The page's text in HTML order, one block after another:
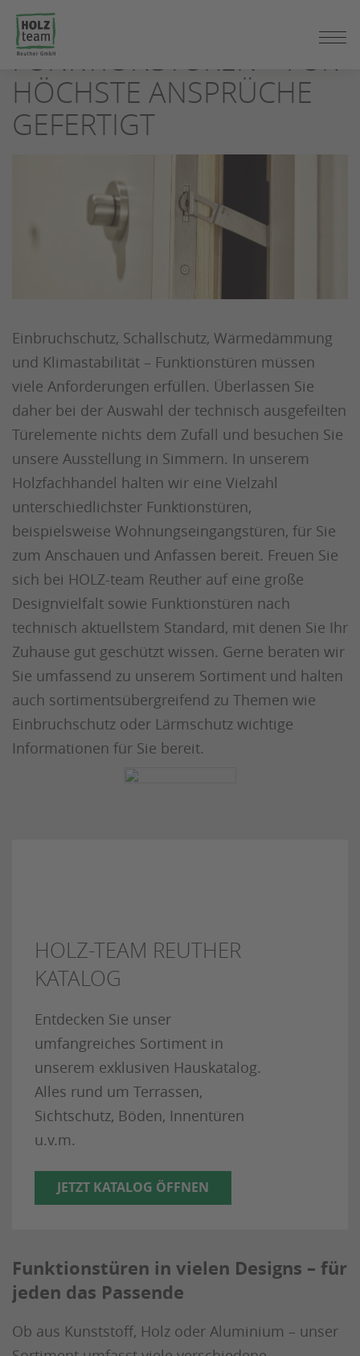
ZUM
SEITENINHALT
SPRINGEN
FUNKTIONSTÜREN – FÜR
HÖCHSTE ANSPRÜCHE
GEFERTIGT
Einbruchschutz, Schallschutz, Wärmedämmung
und Klimastabilität – Funktionstüren müssen
viele Anforderungen erfüllen. Überlassen Sie
daher bei der Auswahl der technisch ausgefeilten
Türelemente nichts dem Zufall und besuchen Sie
unsere Ausstellung in Simmern. In unserem
Holzfachhandel halten wir eine Vielzahl
unterschiedlichster Funktionstüren,
beispielsweise Wohnungseingangstüren, für Sie
zum Anschauen und Anfassen bereit. Freuen Sie
sich bei HOLZ-team Reuther auf eine große
Designvielfalt sowie Funktionstüren nach
technisch aktuellstem Standard, mit denen Sie Ihr
Zuhause gut geschützt wissen. Gerne beraten wir
Sie umfassend zu unserem Sortiment und halten
auch sortimentsübergreifend zu Themen wie
Einbruchschutz oder Lärmschutz wichtige
Informationen für Sie bereit.
HOLZ-TEAM REUTHER
KATALOG
Entdecken Sie unser
umfangreiches Sortiment in
unserem exklusiven Hauskatalog.
Alles rund um Terrassen,
Sichtschutz, Böden, Innentüren
u.v.m.
JETZT KATALOG ÖFFNEN
Funktionstüren in vielen Designs – für
jeden das Passende
Ob aus Kunststoff, Holz oder Aluminium – unser